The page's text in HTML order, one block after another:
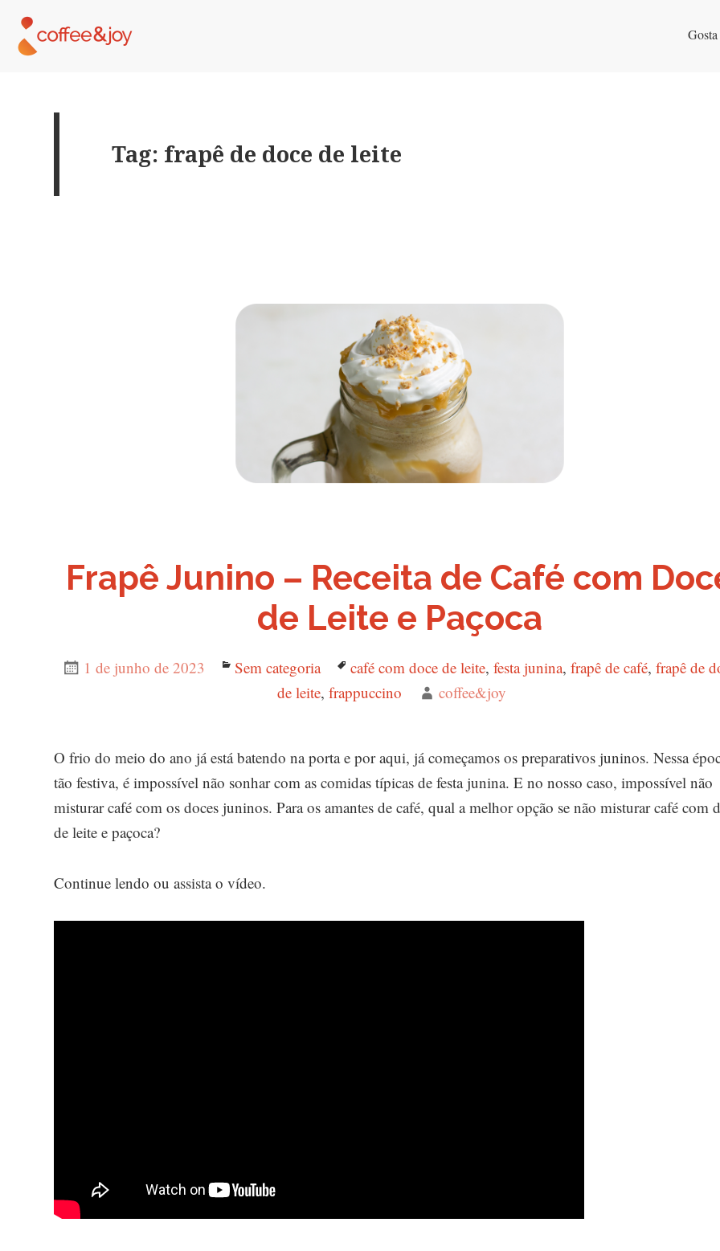
Tag: frapê de doce de leite
Frapê Junino – Receita de Café com
de Leite e Paçoca
Publicado
1 de junho de 2023 Categorias
Sem categoria Tags
café com doce de leite, festa junina, frapê de café, frapê de
de leite, frappuccino Autor
coffee&joy
O frio do meio do ano já está batendo na porta e por aqui, já começamos os preparativos juninos. Nessa
tão festiva, é impossível não sonhar com as comidas típicas de festa junina. E no nosso caso, impossível não
misturar café com os doces juninos. Para os amantes de café, qual a melhor opção se não misturar café com
de leite e paçoca?
Continue lendo ou assista o vídeo.